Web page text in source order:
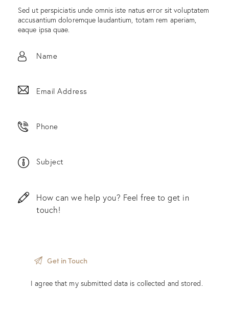
Sed ut perspiciatis unde omnis iste natus error sit voluptatem
accusantium doloremque laudantium, totam rem aperiam,
eaque ipsa quae.
I agree that my submitted data is collected and stored